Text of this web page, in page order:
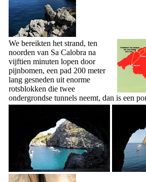
We bereikten het strand, ten
noorden van Sa Calobra na
vijftien minuten lopen door
pijnbomen, een pad 200 meter
lang gesneden uit enorme
rotsblokken die twee
ondergrondse tunnels neemt, dan is een